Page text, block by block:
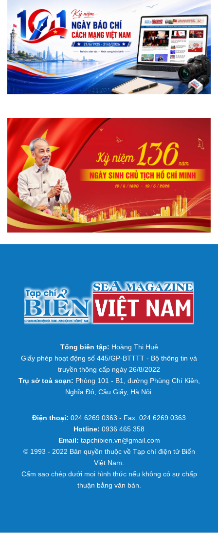
Tổng biên tập: Hoàng Thị Huệ
Giấy phép hoạt động số 445/GP-BTTTT - Bộ thông tin và
truyền thông cấp ngày 26/8/2022
Trụ sở toà soạn: Phòng 101 - B1, đường Phùng Chí Kiên,
Nghĩa Đô, Cầu Giấy, Hà Nội.
Điện thoại: 024 6269 0363 - Fax: 024 6269 0363
Hotline: 0936 465 358
Email: tapchibien.vn@gmail.com
© 1993 - 2022 Bản quyền thuộc về Tạp chí điện tử Biển
Việt Nam.
Cấm sao chép dưới mọi hình thức nếu không có sự chấp
thuận bằng văn bản.